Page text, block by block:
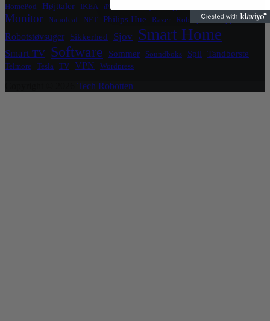
HomePod
Højttaler IKEA iPhone
Monitor Nanoleaf NFT Philips Hue Razer Robotplæneklipper
Robotstøvsuger Sikkerhed Sjov Smart Home
Smart TV Software Sommer Soundboks Spil Tandbørste
Telmore Tesla TV VPN Wordpress
Tech Robotten